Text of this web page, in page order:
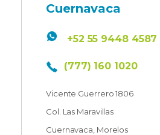
Cuernavaca
+52 55 9448 4587
(777) 160 1020
Vicente Guerrero 1806
Col. Las Maravillas
Cuernavaca, Morelos